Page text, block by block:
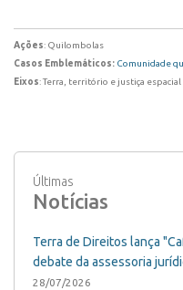
Ações: Quilombolas
Casos Emblemáticos: Comunidade
Eixos: Terra, território e justiça espacial
Últimas
Notícias
Terra de Direitos lança
debate da assessoria
28/07/2026